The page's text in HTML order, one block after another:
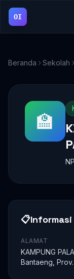
OI
Beranda Sekolah
🏫
📋
ALAMAT
KAMPUNG
Bantaeng,